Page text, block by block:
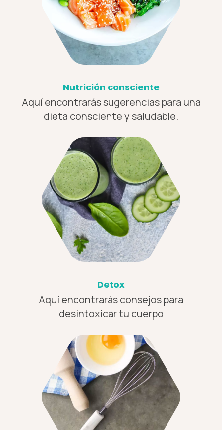
Nutrición consciente
Aquí encontrarás sugerencias para una
dieta consciente y saludable.
Detox
Aquí encontrarás consejos para
desintoxicar tu cuerpo